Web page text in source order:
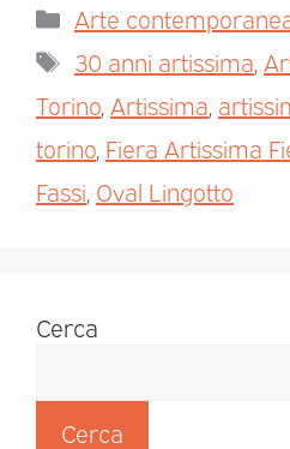
Arte
30 anni artissima
Torino Artissima
torino Fiera Artissima
Fassi Oval Lingotto
Cerca
Cerca